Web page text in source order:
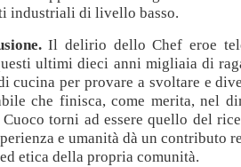
industriali di livello basso.
Il delirio dello Chef eroe
ultimi dieci anni migliaia di
cucina per provare a svoltare e
che finisca, come merita, nel
torni ad essere quello del
e umanità dà un contributo
etica della propria comunità.